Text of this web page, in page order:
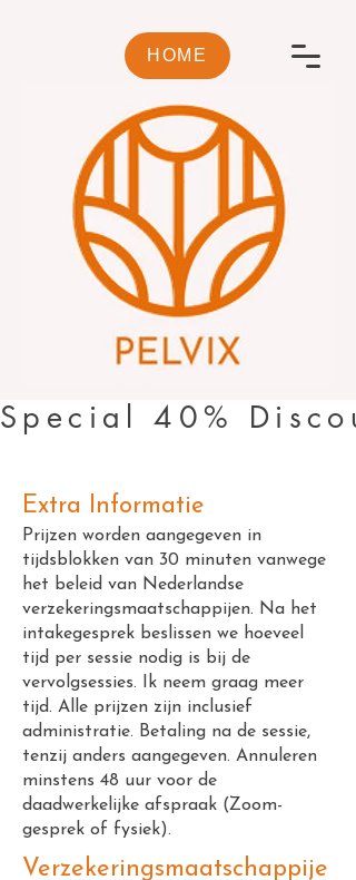
HOME
Special 40%
Extra Informatie
Prijzen worden aangegeven in
tijdsblokken van 30 minuten vanwege
het beleid van Nederlandse
verzekeringsmaatschappijen. Na het
intakegesprek beslissen we hoeveel
tijd per sessie nodig is bij de
vervolgsessies. Ik neem graag meer
tijd. Alle prijzen zijn inclusief
administratie. Betaling na de sessie,
tenzij anders aangegeven. Annuleren
minstens 48 uur voor de
daadwerkelijke afspraak (Zoom-
gesprek of fysiek).
Verzekeringsmaatschappije